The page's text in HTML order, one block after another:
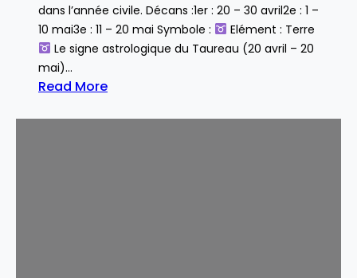
dans l’année civile. Décans :1er : 20 – 30 avril2e : 1 –
10 mai3e : 11 – 20 mai Symbole :
Elément : Terre
Le signe astrologique du Taureau (20 avril – 20
mai)…
Read More
T